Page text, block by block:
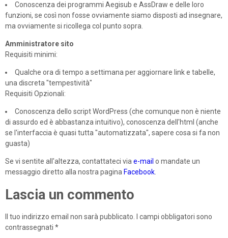
Conoscenza dei programmi Aegisub e AssDraw e delle loro
funzioni, se così non fosse ovviamente siamo disposti ad insegnare,
ma ovviamente si ricollega col punto sopra.
Amministratore sito
Requisiti minimi:
Qualche ora di tempo a settimana per aggiornare link e tabelle,
una discreta "tempestività"
Requisiti Opzionali:
Conoscenza dello script WordPress (che comunque non è niente
di assurdo ed è abbastanza intuitivo), conoscenza dell'html (anche
se l'interfaccia è quasi tutta "automatizzata", sapere cosa si fa non
guasta)
Se vi sentite all'altezza, contattateci via e-mail o mandate un
messaggio diretto alla nostra pagina Facebook
Lascia un commento
Il tuo indirizzo email non sarà pubblicato.
I campi obbligatori sono
contrassegnati *